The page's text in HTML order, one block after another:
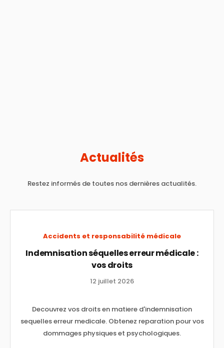
Actualités
Restez informés de toutes nos dernières actualités.
Accidents et responsabilité médicale
Indemnisation séquelles erreur médicale :
vos droits
12 juillet 2026
Decouvrez vos droits en matiere d'indemnisation
sequelles erreur medicale. Obtenez reparation pour vos
dommages physiques et psychologiques.